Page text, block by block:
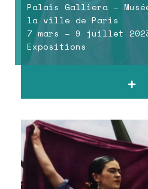
Palais Galliera –
la ville de Paris
7 mars – 9 juillet
Expositions